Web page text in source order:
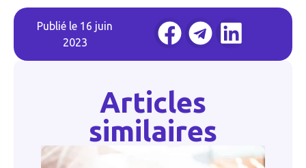
Publié le 16 juin
2023
Articles
similaires